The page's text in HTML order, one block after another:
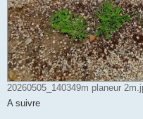
20260505_140349m planeur
A suivre